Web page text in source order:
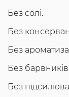
Без солі.
Без
Без
Без
Без